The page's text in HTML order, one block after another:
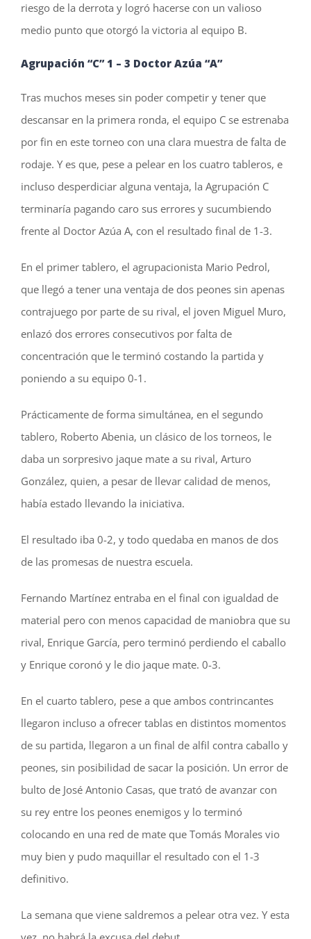
riesgo de la derrota y logró hacerse con un valioso
medio punto que otorgó la victoria al equipo B.
Agrupación “C” 1 – 3 Doctor Azúa “A”
Tras muchos meses sin poder competir y tener que
descansar en la primera ronda, el equipo C se estrenaba
por fin en este torneo con una clara muestra de falta de
rodaje. Y es que, pese a pelear en los cuatro tableros, e
incluso desperdiciar alguna ventaja, la Agrupación C
terminaría pagando caro sus errores y sucumbiendo
frente al Doctor Azúa A, con el resultado final de 1-3.
En el primer tablero, el agrupacionista Mario Pedrol,
que llegó a tener una ventaja de dos peones sin apenas
contrajuego por parte de su rival, el joven Miguel Muro,
enlazó dos errores consecutivos por falta de
concentración que le terminó costando la partida y
poniendo a su equipo 0-1.
Prácticamente de forma simultánea, en el segundo
tablero, Roberto Abenia, un clásico de los torneos, le
daba un sorpresivo jaque mate a su rival, Arturo
González, quien, a pesar de llevar calidad de menos,
había estado llevando la iniciativa.
El resultado iba 0-2, y todo quedaba en manos de dos
de las promesas de nuestra escuela.
Fernando Martínez entraba en el final con igualdad de
material pero con menos capacidad de maniobra que su
rival, Enrique García, pero terminó perdiendo el caballo
y Enrique coronó y le dio jaque mate. 0-3.
En el cuarto tablero, pese a que ambos contrincantes
llegaron incluso a ofrecer tablas en distintos momentos
de su partida, llegaron a un final de alfil contra caballo y
peones, sin posibilidad de sacar la posición. Un error de
bulto de José Antonio Casas, que trató de avanzar con
su rey entre los peones enemigos y lo terminó
colocando en una red de mate que Tomás Morales vio
muy bien y pudo maquillar el resultado con el 1-3
definitivo.
La semana que viene saldremos a pelear otra vez. Y esta